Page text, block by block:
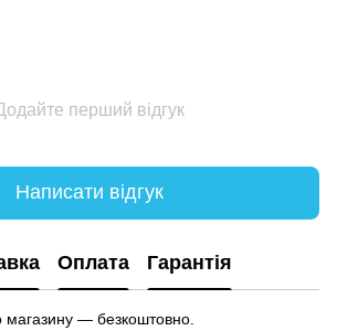
перший відгук
Написати відгук
Оплата Гарантія
магазину — безкоштовно.